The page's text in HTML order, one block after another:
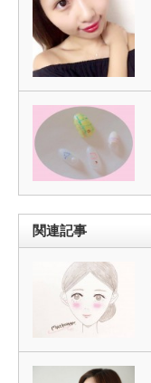
関連記事